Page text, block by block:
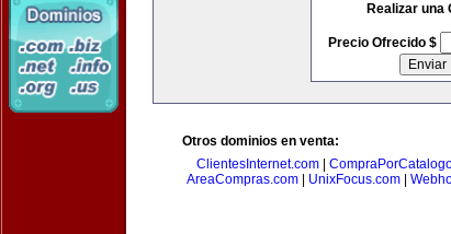
Realizar una
Precio Ofrecido $
Otros dominios en venta:
ClientesInternet.com
AreaCompras.com
UnixFocus.com